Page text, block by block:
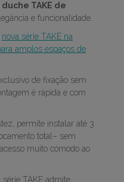
TAKE de
e funcionalidade.
nova série TAKE na
amplos espaços de
de fixação sem
é rápida e com
permite instalar até 3
total– sem
muito cómodo ao
TAKE admite